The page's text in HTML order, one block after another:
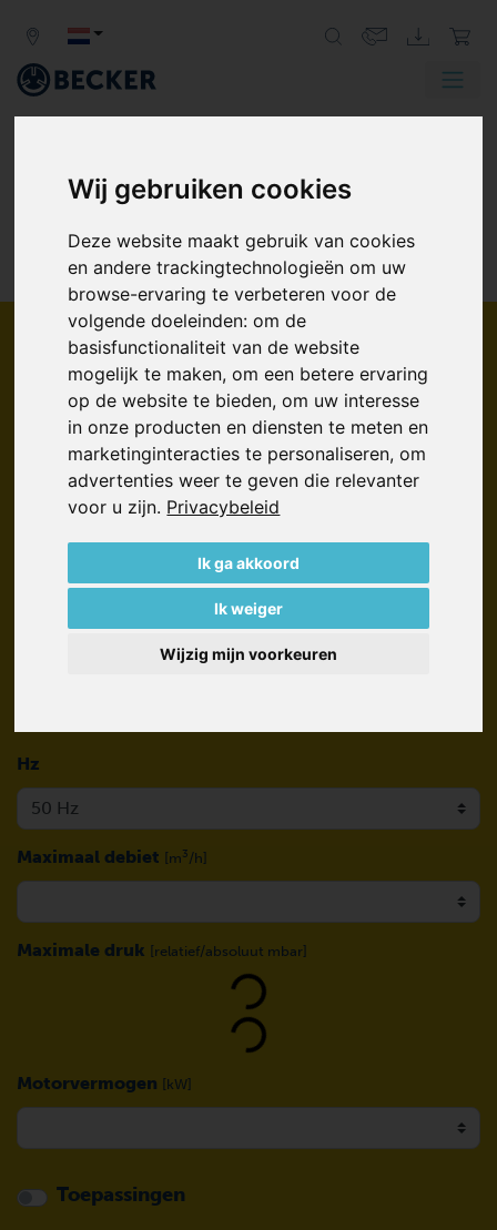
Wij gebruiken cookies
Deze website maakt gebruik van cookies
en andere trackingtechnologieën om uw
browse-ervaring te verbeteren voor de
volgende doeleinden:om de
basisfunctionaliteit van de website
mogelijk te maken,om een betere ervaring
op de website te bieden,om uw interesse
in onze producten en diensten te meten en
marketinginteracties te personaliseren,om
advertenties weer te geven die relevanter
voor u zijn. Privacybeleid
Ik ga akkoord
Ik weiger
Wijzig mijn voorkeuren
POMPCATALOGUS
Operatiewijze
Vacuumpompen
Blowers
Druk-/Vacuümpompen
Werkingsprincipe Loading...
Technologieën
Standaard pompen
Hz
Maximaal debiet [m3/h]
Maximale druk [relatief/absoluut mbar]
Loading...
Loading...
Motorvermogen [kW]
Toepassingen